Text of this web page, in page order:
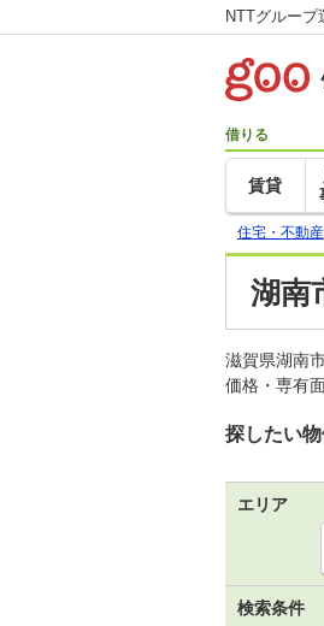
NTTグルー
借りる
賃貸
住宅・不動産
湖南
滋賀県湖南
価格・専有
探したい
エリア
検索条件